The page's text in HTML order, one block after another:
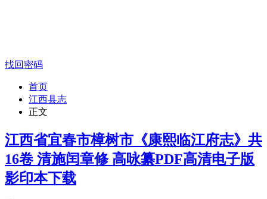
找回密码
首页
江西县志
正文
江西省宜春市樟树市《康熙临江府志》共
16卷 清施闰章修 高咏纂PDF高清电子版
影印本下载